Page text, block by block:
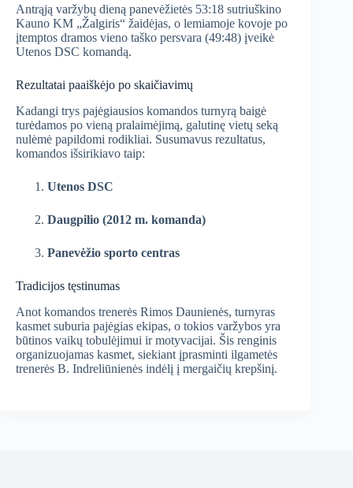
Antrąją varžybų dieną panevėžietės 53:18 sutriuškino
Kauno KM „Žalgiris“ žaidėjas, o lemiamoje kovoje po
įtemptos dramos vieno taško persvara (49:48) įveikė
Utenos DSC komandą.
Rezultatai paaiškėjo po skaičiavimų
Kadangi trys pajėgiausios komandos turnyrą baigė
turėdamos po vieną pralaimėjimą, galutinę vietų seką
nulėmė papildomi rodikliai. Susumavus rezultatus,
komandos išsirikiavo taip:
Utenos DSC
Daugpilio (2012 m. komanda)
Panevėžio sporto centras
Tradicijos tęstinumas
Anot komandos trenerės Rimos Daunienės, turnyras
kasmet suburia pajėgias ekipas, o tokios varžybos yra
būtinos vaikų tobulėjimui ir motyvacijai. Šis renginis
organizuojamas kasmet, siekiant įprasminti ilgametės
trenerės B. Indreliūnienės indėlį į mergaičių krepšinį.